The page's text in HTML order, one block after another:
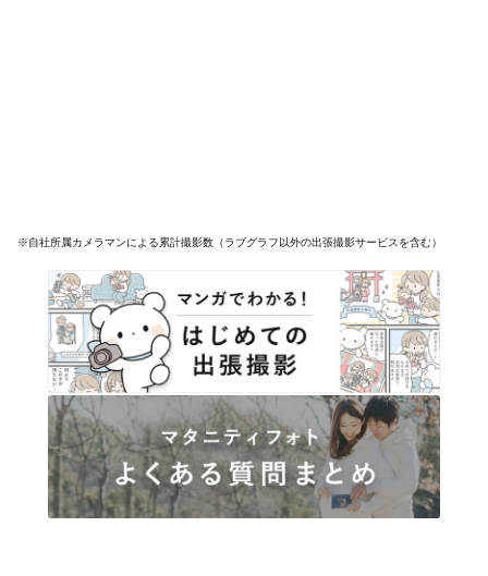
※自社所属カメラマンによる累計撮影数（ラブグラフ以外の出張撮影サービスを含む）